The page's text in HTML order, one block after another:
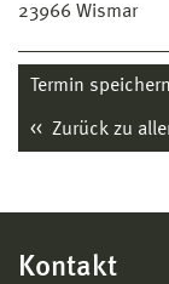
23966 Wismar
Termin speichern
Zurück zu
Kontakt